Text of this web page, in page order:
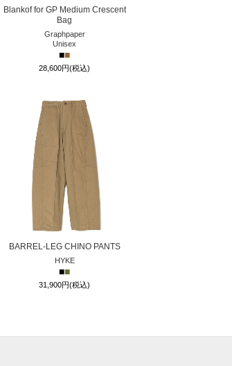
Blankof for GP Medium Crescent
Bag
Graphpaper
Unisex
■■
28,600円(税込)
BARREL-LEG CHINO PANTS
HYKE
■■
31,900円(税込)